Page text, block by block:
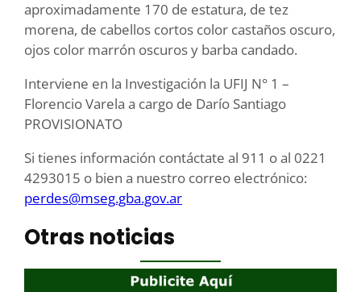
aproximadamente 170 de estatura, de tez
morena, de cabellos cortos color castaños oscuro,
ojos color marrón oscuros y barba candado.
Interviene en la Investigación la UFIJ N° 1 –
Florencio Varela a cargo de Darío Santiago
PROVISIONATO
Si tienes información contáctate al 911 o al 0221
4293015 o bien a nuestro correo electrónico:
perdes@mseg.gba.gov.ar
Otras noticias